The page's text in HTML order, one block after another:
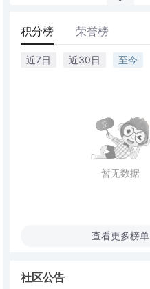
积分榜 荣誉榜
近7日 近30日 至今
暂无数据
查看更多榜单
社区公告